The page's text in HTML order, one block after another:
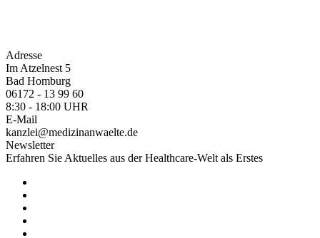
Adresse
Im Atzelnest 5
Bad Homburg
06172 - 13 99 60
8:30 - 18:00 UHR
E-Mail
kanzlei@medizinanwaelte.de
Newsletter
Erfahren Sie Aktuelles aus der Healthcare-Welt als Erstes